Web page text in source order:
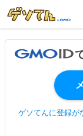
ゲソてんに登録が